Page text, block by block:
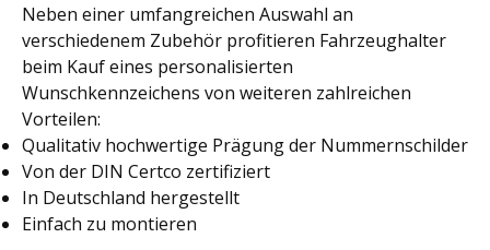
Neben einer umfangreichen Auswahl an
verschiedenem Zubehör profitieren Fahrzeughalter
beim Kauf eines personalisierten
Wunschkennzeichens von weiteren zahlreichen
Vorteilen:
Qualitativ hochwertige Prägung der Nummernschilder
Von der DIN Certco zertifiziert
In Deutschland hergestellt
Einfach zu montieren